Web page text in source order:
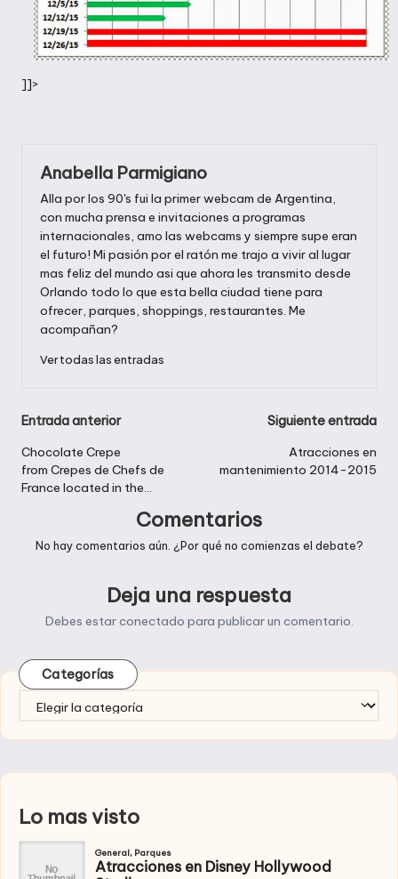
]]>
Anabella Parmigiano
Alla por los 90's fui la primer webcam de Argentina,
con mucha prensa e invitaciones a programas
internacionales, amo las webcams y siempre supe eran
el futuro! Mi pasión por el ratón me trajo a vivir al lugar
mas feliz del mundo asi que ahora les transmito desde
Orlando todo lo que esta bella ciudad tiene para
ofrecer, parques, shoppings, restaurantes. Me
acompañan?
Ver todas las entradas
Navegación
de
entradas
Entrada anterior
Chocolate Crepe
from Crepes de Chefs de
France located in the…
Siguiente entrada
Atracciones en
mantenimiento 2014-2015
Comentarios
No hay comentarios aún. ¿Por qué no comienzas el debate?
Deja una respuesta
Debes estarconectado para publicar un comentario.
Categorías
Categorías
Lo mas visto